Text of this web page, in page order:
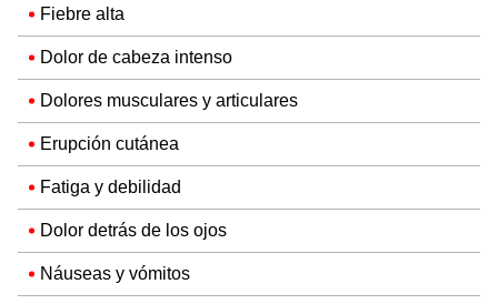
Fiebre alta
Dolor de cabeza intenso
Dolores musculares y articulares
Erupción cutánea
Fatiga y debilidad
Dolor detrás de los ojos
Náuseas y vómitos